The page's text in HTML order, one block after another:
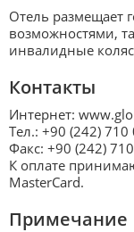
Отель размещает
возможностями,
инвалидные
Контакты
Интернет:
Тел.: +90 (242) 710
Факс: +90 (242)
К оплате
MasterCard.
Примечание